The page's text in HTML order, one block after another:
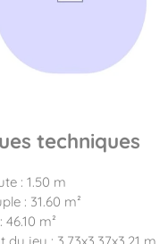
techniques
: 1.50 m
: 31.60 m²
m²